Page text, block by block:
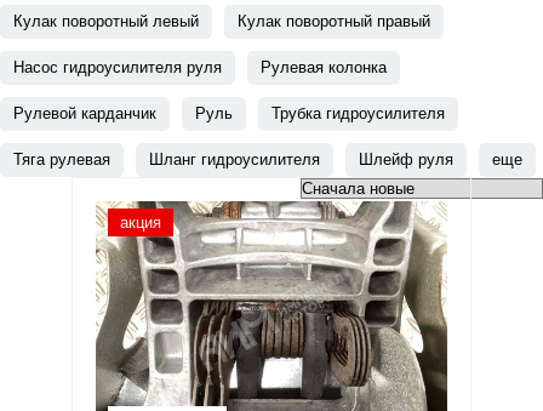
Кулак поворотный левый Кулак поворотный правый
Насос гидроусилителя руля Рулевая колонка
Рулевой карданчик Руль Трубка гидроусилителя
Тяга рулевая Шланг гидроусилителя Шлейф руля еще
акция